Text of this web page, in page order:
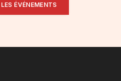
ÉVÉNEMENTS